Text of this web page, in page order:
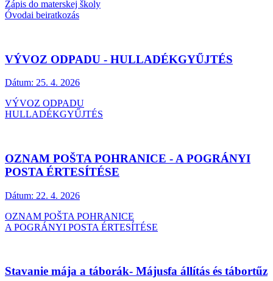
Zápis do materskej školy
Óvodai beiratkozás
VÝVOZ ODPADU - HULLADÉKGYŰJTÉS
Dátum: 25. 4. 2026
VÝVOZ ODPADU
HULLADÉKGYŰJTÉS
OZNAM POŠTA POHRANICE - A POGRÁNYI
POSTA ÉRTESÍTÉSE
Dátum: 22. 4. 2026
OZNAM POŠTA POHRANICE
A POGRÁNYI POSTA ÉRTESÍTÉSE
Stavanie mája a táborák- Májusfa állítás és tábortűz